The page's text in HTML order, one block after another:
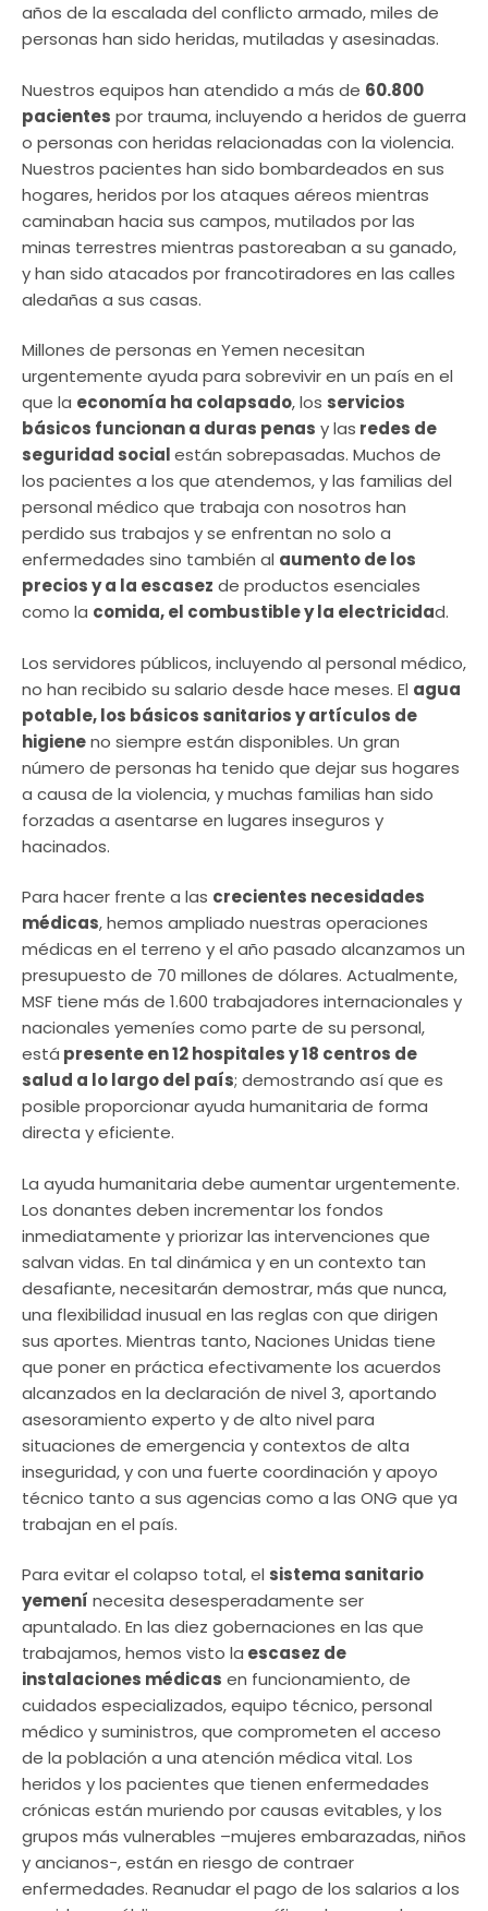
años de la escalada del conflicto armado, miles de
personas han sido heridas, mutiladas y asesinadas.
Nuestros equipos han atendido a más de 60.800
pacientes por trauma, incluyendo a heridos de guerra
o personas con heridas relacionadas con la violencia.
Nuestros pacientes han sido bombardeados en sus
hogares, heridos por los ataques aéreos mientras
caminaban hacia sus campos, mutilados por las
minas terrestres mientras pastoreaban a su ganado,
y han sido atacados por francotiradores en las calles
aledañas a sus casas.
Millones de personas en Yemen necesitan
urgentemente ayuda para sobrevivir en un país en el
que la economía ha colapsado, los servicios
básicos funcionan a duras penas y las redes de
seguridad socialestán sobrepasadas. Muchos de
los pacientes a los que atendemos, y las familias del
personal médico que trabaja con nosotros han
perdido sus trabajos y se enfrentan no solo a
enfermedades sino también al aumento de los
precios y a la escasez de productos esenciales
como la comida, el combustible y la electricidad.
Los servidores públicos, incluyendo al personal médico,
no han recibido su salario desde hace meses. El agua
potable, los básicos sanitarios y artículos de
higieneno siempre están disponibles. Un gran
número de personas ha tenido que dejar sus hogares
a causa de la violencia, y muchas familias han sido
forzadas a asentarse en lugares inseguros y
hacinados.
Para hacer frente a las crecientes necesidades
médicas, hemos ampliado nuestras operaciones
médicas en el terreno y el año pasado alcanzamos un
presupuesto de 70 millones de dólares. Actualmente,
MSF tiene más de 1.600 trabajadores internacionales y
nacionales yemeníes como parte de su personal,
está presente en 12 hospitales y 18 centros de
salud a lo largo del país; demostrando así que es
posible proporcionar ayuda humanitaria de forma
directa y eficiente.
La ayuda humanitaria debe aumentar urgentemente.
Los donantes deben incrementar los fondos
inmediatamente y priorizar las intervenciones que
salvan vidas. En tal dinámica y en un contexto tan
desafiante, necesitarán demostrar, más que nunca,
una flexibilidad inusual en las reglas con que dirigen
sus aportes. Mientras tanto, Naciones Unidas tiene
que poner en práctica efectivamente los acuerdos
alcanzados en la declaración de nivel 3, aportando
asesoramiento experto y de alto nivel para
situaciones de emergencia y contextos de alta
inseguridad, y con una fuerte coordinación y apoyo
técnico tanto a sus agencias como a las ONG que ya
trabajan en el país.
Para evitar el colapso total, el sistema sanitario
yemení necesita desesperadamente ser
apuntalado. En las diez gobernaciones en las que
trabajamos, hemos visto la escasez de
instalaciones médicas en funcionamiento, de
cuidados especializados, equipo técnico, personal
médico y suministros, que comprometen el acceso
de la población a una atención médica vital. Los
heridos y los pacientes que tienen enfermedades
crónicas están muriendo por causas evitables, y los
grupos más vulnerables –mujeres embarazadas, niños
y ancianos-, están en riesgo de contraer
enfermedades. Reanudar el pago de los salarios a los